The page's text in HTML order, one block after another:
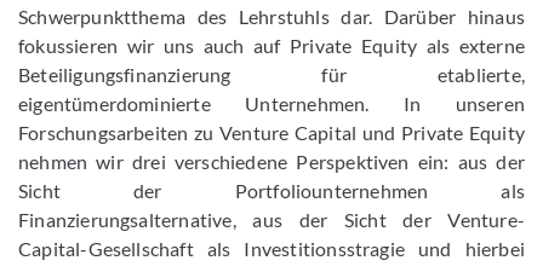
Schwerpunktthema des Lehrstuhls dar. Darüber hinaus
fokussieren wir uns auch auf Private Equity als externe
Beteiligungsfinanzierung für etablierte,
eigentümerdominierte Unternehmen. In unseren
Forschungsarbeiten zu Venture Capital und Private Equity
nehmen wir drei verschiedene Perspektiven ein: aus der
Sicht der Portfoliounternehmen als
Finanzierungsalternative, aus der Sicht der Venture-
Capital-Gesellschaft als Investitionsstragie und hierbei